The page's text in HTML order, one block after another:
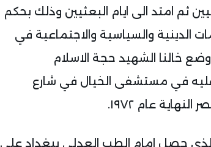
ثم امتد الى ايام البعثيين وذلك بحكم
الدينية والسياسية والاجتماعية في
خالنا الشهيد حجة الاسلام
عليه في مستشفى الخيال في شارع
عام ١٩٧٢.
الاحتجاجي الذي حصل امام الطب العدلي ببغداد على